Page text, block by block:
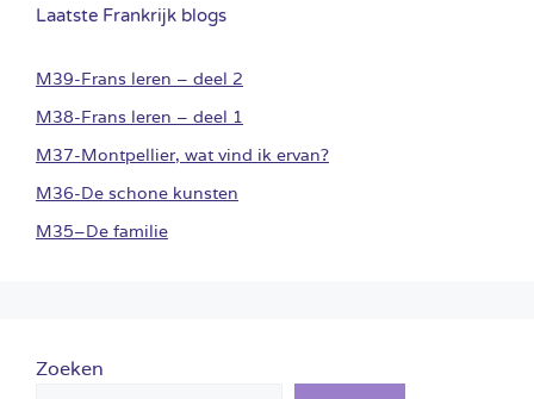
Laatste Frankrijk blogs
M39-Frans leren – deel 2
M38-Frans leren – deel 1
M37-Montpellier, wat vind ik ervan?
M36-De schone kunsten
M35–De familie
Zoeken